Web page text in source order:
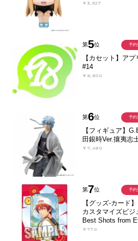
￥3,927
第5位
【カセット】ア
#14
￥8,800
予約
第6位
【フィギュア】
田銀時Ver.攘夷志
￥7,480
予約
第7位
【グッズ-カード
カスタマイズビジ
Best Shots from
￥770
予約